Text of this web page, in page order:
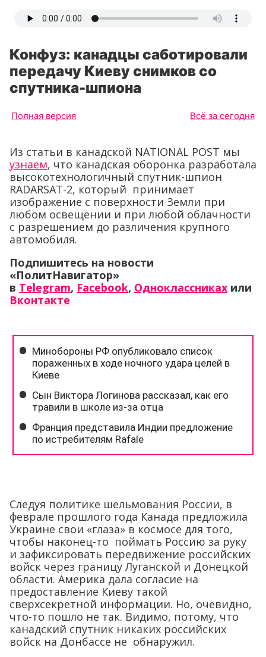
Конфуз: канадцы саботировали
передачу Киеву снимков со
спутника-шпиона
Полная версия Всё за сегодня
Из статьи в канадской NATIONAL POST мы
узнаем, что канадская оборонка разработала
высокотехнологичный спутник-шпион
RADARSAT-2, который принимает
изображение с поверхности Земли при
любом освещении и при любой облачности
с разрешением до различения крупного
автомобиля.
Подпишитесь на новости
«ПолитНавигатор»
в Telegram, Facebook, Одноклассниках или
Вконтакте
Следуя политике шельмования России, в
феврале прошлого года Канада предложила
Украине свои «глаза» в космосе для того,
чтобы наконец-то поймать Россию за руку
и зафиксировать передвижение российских
войск через границу Луганской и Донецкой
области. Америка дала согласие на
предоставление Киеву такой
сверхсекретной информации. Но, очевидно,
что-то пошло не так. Видимо, потому, что
канадский спутник никаких российских
войск на Донбассе не обнаружил.